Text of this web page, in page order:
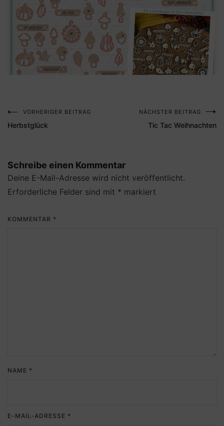
Beitragsnavigation
VORHERIGER BEITRAG
Herbstglück
NÄCHSTER BEITRAG
Tic Tac Weihnachten
Schreibe einen Kommentar
Deine E-Mail-Adresse wird nicht veröffentlicht.
Erforderliche Felder sind mit * markiert
KOMMENTAR *
NAME *
E-MAIL-ADRESSE *